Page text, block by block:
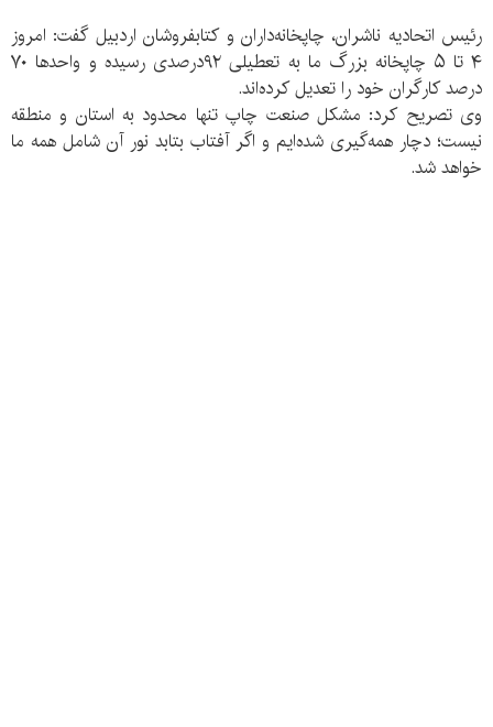
رئیس اتحادیه ناشران، چاپخانه‌داران و کتابفروشان اردبیل گفت: امروز
۴ تا ۵ چاپخانه بزرگ ما به تعطیلی ۹۲درصدی رسیده و واحدها ۷۰
درصد کارگران خود را تعدیل کرده‌اند.
وی تصریح کرد: مشکل صنعت چاپ تنها محدود به استان و منطقه
نیست؛ دچار همه‌گیری شده‌ایم و اگر آفتاب بتابد نور آن شامل همه ما
خواهد شد.